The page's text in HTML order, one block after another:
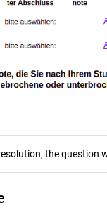
the question